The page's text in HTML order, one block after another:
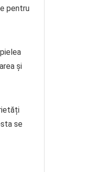
pentru
și
se